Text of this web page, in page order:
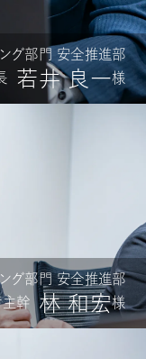
グ部門 安全推進部
若井 良一様
グ部門 安全推進部
幹 林 和宏様